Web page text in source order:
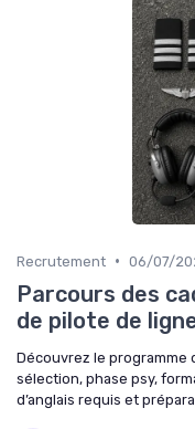
Recrutement • 06/07/
Parcours des
de pilote de
Découvrez le programme
sélection, phase psy,
d’anglais requis et